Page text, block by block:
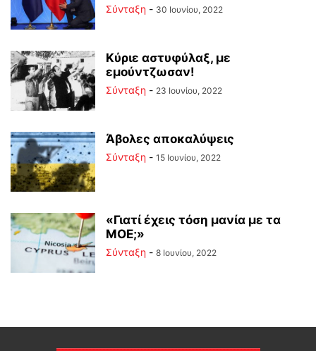
Σύνταξη - 30 Ιουνίου, 2022
Κύριε αστυφύλαξ, με
εμούντζωσαν!
Σύνταξη - 23 Ιουνίου, 2022
Άβολες αποκαλύψεις
Σύνταξη - 15 Ιουνίου, 2022
«Γιατί έχεις τόση μανία με τα
ΜΟΕ;»
Σύνταξη - 8 Ιουνίου, 2022